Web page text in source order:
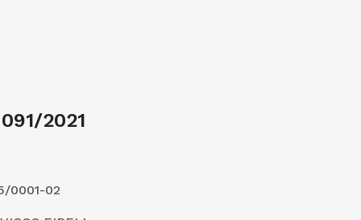
091/2021
0001-02